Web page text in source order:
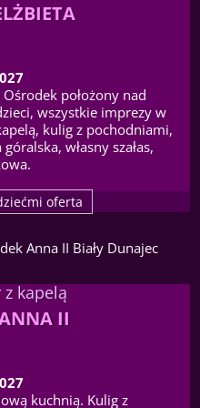
położony nad
wszystkie imprezy w
kulig z pochodniami,
własny szałas,
oferta
z kapelą
II
kuchnią. Kulig z